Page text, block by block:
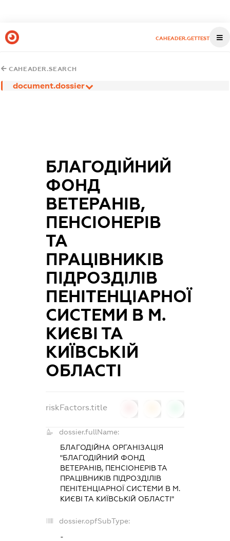
CAHEADER.GETTEST
CAHEADER.SEARCH
document.dossier
БЛАГОДІЙНИЙ
ФОНД
ВЕТЕРАНІВ,
ПЕНСІОНЕРІВ
ТА
ПРАЦІВНИКІВ
ПІДРОЗДІЛІВ
ПЕНІТЕНЦІАРНОЇ
СИСТЕМИ В М.
КИЄВІ ТА
КИЇВСЬКІЙ
ОБЛАСТІ
riskFactors.title
dossier.fullName:
БЛАГОДІЙНА ОРГАНІЗАЦІЯ
"БЛАГОДІЙНИЙ ФОНД
ВЕТЕРАНІВ, ПЕНСІОНЕРІВ ТА
ПРАЦІВНИКІВ ПІДРОЗДІЛІВ
ПЕНІТЕНЦІАРНОЇ СИСТЕМИ В М.
КИЄВІ ТА КИЇВСЬКІЙ ОБЛАСТІ"
dossier.opfSubType:
-